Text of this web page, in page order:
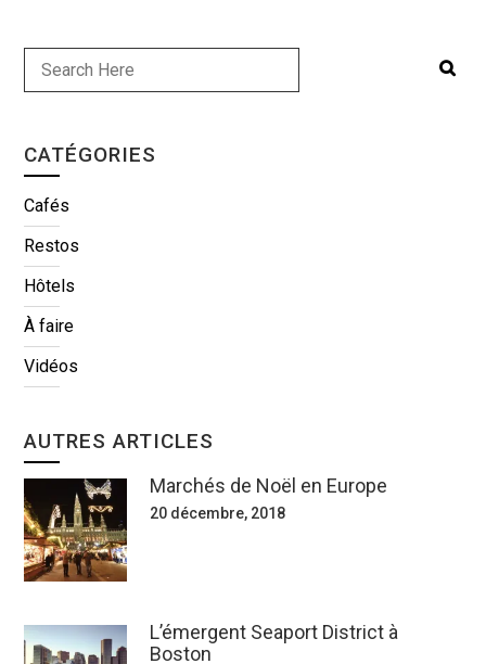
CATÉGORIES
Cafés
Restos
Hôtels
À faire
Vidéos
AUTRES ARTICLES
Marchés de Noël en Europe
20 décembre, 2018
L’émergent Seaport District à
Boston